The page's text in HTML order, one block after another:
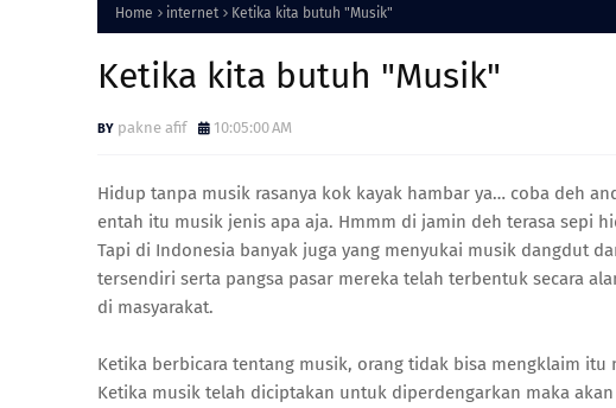
Home internet Ketika kita butuh "Musik"
Ketika kita butuh "Musik"
pakne afif 10:05:00 AM
Hidup tanpa musik rasanya kok kayak hambar ya… coba deh
entah itu musik jenis apa aja. Hmmm di jamin deh terasa sepi
Tapi di Indonesia banyak juga yang menyukai musik dangdut
tersendiri serta pangsa pasar mereka telah terbentuk secara
di masyarakat.
Ketika berbicara tentang musik, orang tidak bisa mengklaim
Ketika musik telah diciptakan untuk diperdengarkan maka